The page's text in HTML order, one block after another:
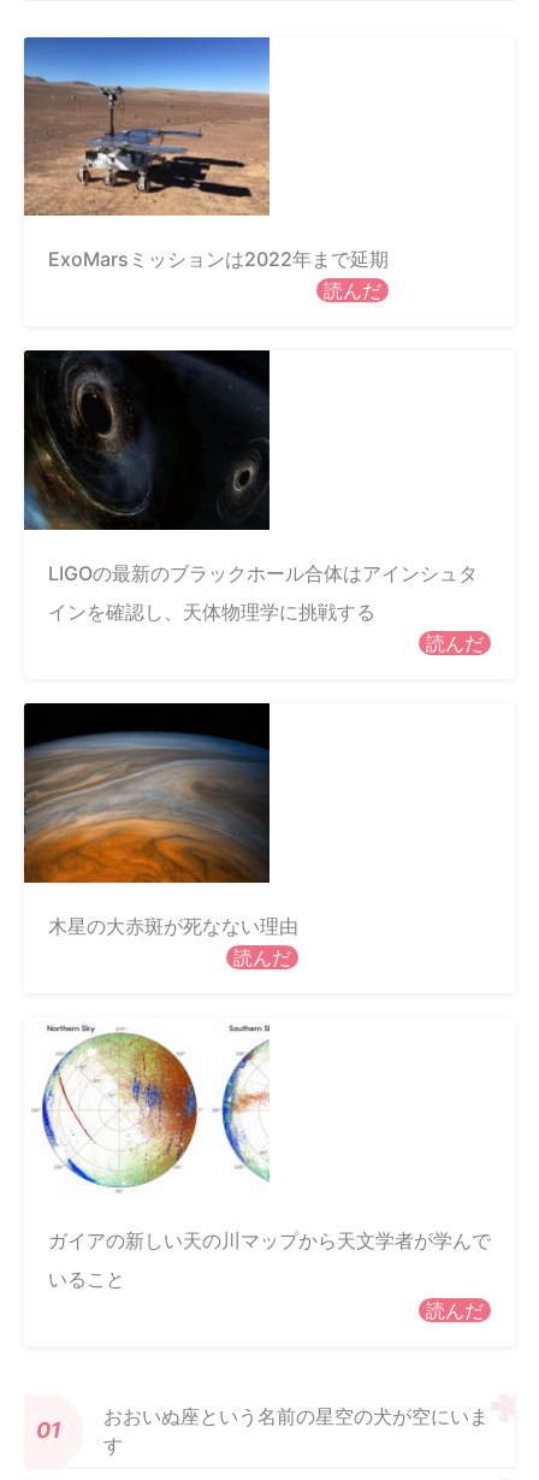
ExoMarsミッションは2022年まで延期
読んだ
LIGOの最新のブラックホール合体はアインシュタ
インを確認し、天体物理学に挑戦する
読んだ
木星の大赤斑が死なない理由
読んだ
ガイアの新しい天の川マップから天文学者が学んで
いること
読んだ
おおいぬ座という名前の星空の犬が空にいま
す